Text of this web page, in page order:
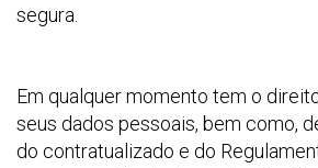
segura.
Em qualquer momento tem o
seus dados pessoais, bem como,
do contratualizado e do